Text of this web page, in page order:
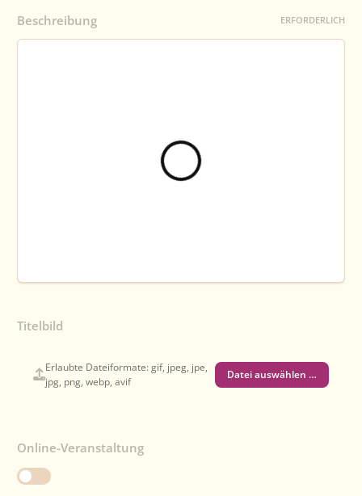
Beschreibung ERFORDERLICH
Titelbild
Erlaubte Dateiformate: gif, jpeg, jpe,
jpg, png, webp, avif
Datei auswählen …
Online-Veranstaltung